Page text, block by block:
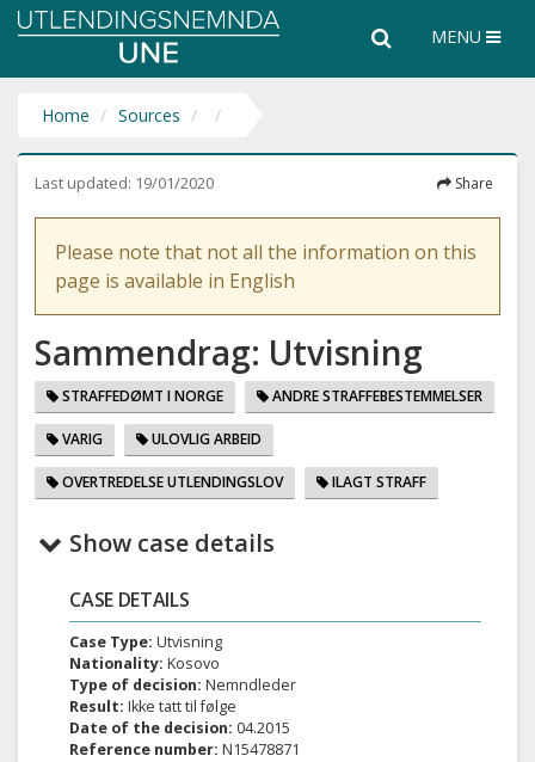
Utlendingsnemnda
the
entire
SearchMENU
Home Sources
Last updated: 19/01/2020 Share
Please note that not all the information on this
page is available in English
Sammendrag: Utvisning
STRAFFEDØMT I NORGE ANDRE STRAFFEBESTEMMELSER
VARIG ULOVLIG ARBEID
OVERTREDELSE UTLENDINGSLOV ILAGT STRAFF
Show case details
CASE DETAILS
Case Type: Utvisning
Nationality: Kosovo
Type of decision: Nemndleder
Result: Ikke tatt til følge
Date of the decision: 04.2015
Reference number: N15478871